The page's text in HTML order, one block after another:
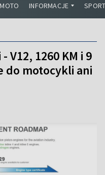
MOTO INFORMACJE
V12, 1260 KM i 9
do motocykli ani